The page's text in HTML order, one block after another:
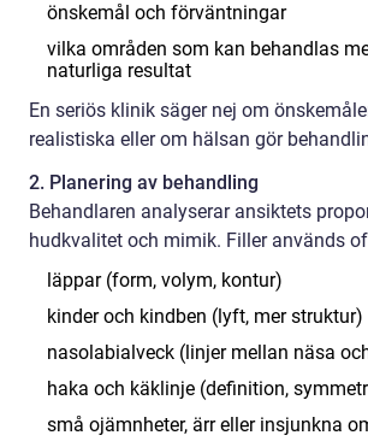
önskemål och förväntningar
vilka områden som kan behandlas
naturliga resultat
En seriös klinik säger nej om
realistiska eller om hälsan gör
2. Planering av behandling
Behandlaren analyserar ansiktets
hudkvalitet och mimik. Filler används
läppar (form, volym, kontur)
kinder och kindben (lyft, mer struktur)
nasolabialveck (linjer mellan näsa
haka och käklinje (definition,
små ojämnheter, ärr eller insjunkna